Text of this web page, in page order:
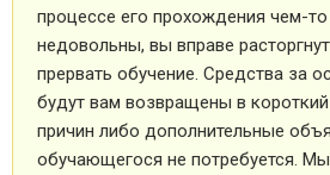
процессе его прохождения чем-то
недовольны, вы вправе
прервать обучение. Средства за
будут вам возвращены в короткий
причин либо дополнительные
обучающегося не потребуется.